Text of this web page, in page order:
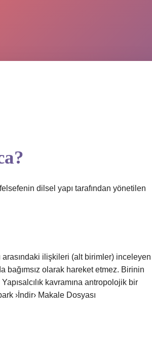
dilsel yapı tarafından yönetilen
arasındaki ilişkileri (alt birimler) inceleyen
bağımsız olarak hareket etmez. Birinin
kavramına antropolojik bir
›İndir› Makale Dosyası